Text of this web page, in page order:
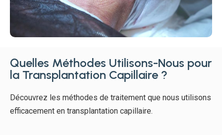
Quelles Méthodes Utilisons-Nous pour
la Transplantation Capillaire ?
Découvrez les méthodes de traitement que nous utilisons
efficacement en transplantation capillaire.